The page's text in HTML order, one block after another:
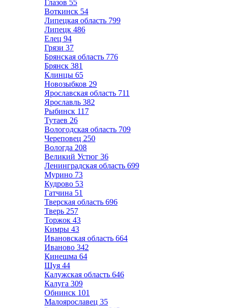
Глазов 55
Воткинск 54
Липецкая область 799
Липецк 486
Елец 94
Грязи 37
Брянская область 776
Брянск 381
Клинцы 65
Новозыбков 29
Ярославская область 711
Ярославль 382
Рыбинск 117
Тутаев 26
Вологодская область 709
Череповец 250
Вологда 208
Великий Устюг 36
Ленинградская область 699
Мурино 73
Кудрово 53
Гатчина 51
Тверская область 696
Тверь 257
Торжок 43
Кимры 43
Ивановская область 664
Иваново 342
Кинешма 64
Шуя 44
Калужская область 646
Калуга 309
Обнинск 101
Малоярославец 35